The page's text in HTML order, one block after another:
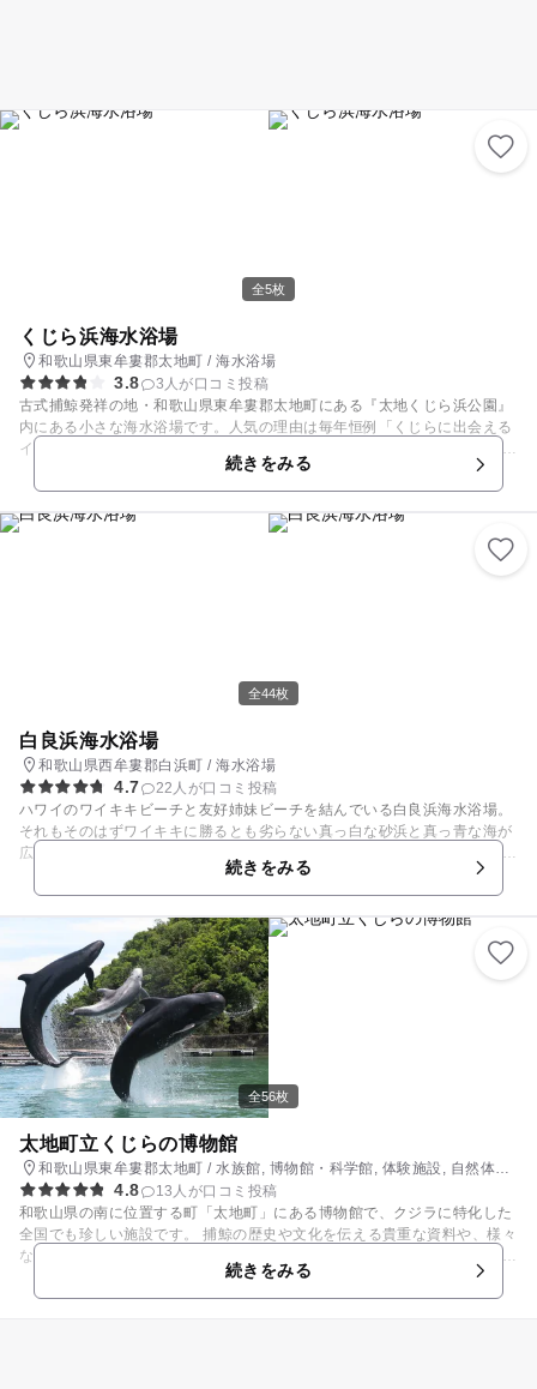
全5枚
くじら浜海水浴場
和歌山県東牟婁郡太地町 / 海水浴場
3.8
3人が口コミ投稿
古式捕鯨発祥の地・和歌山県東牟婁郡太地町にある『太地くじら浜公園』
内にある小さな海水浴場です。人気の理由は毎年恒例「くじらに出会える
イベント」！ 夏限定でいけすの小型クジラが海水浴場内に解放され、一緒
に海水浴ができるという貴重な体験ができるんです。もっと近くでクジラ
と触れ合えるように、お子さんにはライフジャケットを着せてあげるのが
良いですよ♪ 家族連れに嬉しいのは、トイレ・更衣室・シャワー（冷水）
完備という点。いずれも無料で利用できるので着替えがあれば安心です
続きをみる
全44枚
白良浜海水浴場
和歌山県西牟婁郡白浜町 / 海水浴場
4.7
22人が口コミ投稿
ハワイのワイキキビーチと友好姉妹ビーチを結んでいる白良浜海水浴場。
それもそのはずワイキキに勝るとも劣らない真っ白な砂浜と真っ青な海が
広がる一大マリンリゾートなのです。 この美しさを維持するべく場内は禁
煙になっており、もちろんポイ捨ても禁止、子どもが遊ぶ環境としてもこ
の上ないビーチです。また場内には露天風呂「しらすな」があり、水着の
ままで入浴することができます。 例年、花火フェスティバルや熊野水軍埋
蔵金探し(参加自由･無料）が催されています。 砂浜の広さ:長さ…640m／
幅:100m トイレ:3ヶ所 海の家:1件（浜売店） シャワー:３ヶ所 監視・救護
室:4ヵ所
続きをみる
全56枚
太地町立くじらの博物館
和歌山県東牟婁郡太地町 / 水族館, 博物館・科学館, 体験施設, 自然体
験・アクティビティ
4.8
13人が口コミ投稿
和歌山県の南に位置する町「太地町」にある博物館で、クジラに特化した
全国でも珍しい施設です。 捕鯨の歴史や文化を伝える貴重な資料や、様々
なクジラたちの大きな全身骨格標本を見ることができます。 クジラの進化
の歴史を知ることができる資料や触って学ぶことができる工夫が凝らされ
ており、お子様も興味を持ってみることができる資料が数多く展示されて
続きをみる